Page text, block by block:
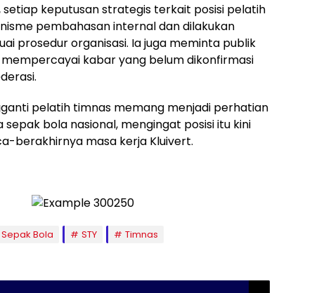
setiap keputusan strategis terkait posisi pelatih
pembahasan internal dan dilakukan
prosedur organisasi. Ia juga meminta publik
kabar yang belum dikonfirmasi
pelatih timnas memang menjadi perhatian
bola nasional, mengingat posisi itu kini
berakhirnya masa kerja Kluivert.
Sepak Bola STY
Timnas